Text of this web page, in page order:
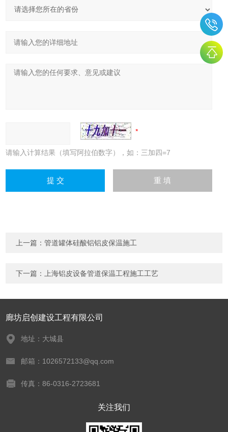
请输入计算结果（填写阿拉伯数字），如：三加四=7
上一篇：管道罐体硅酸铝铝皮保温施工
下一篇： 上海铝皮设备管道保温工程施工工艺
廊坊启创建设工程有限公司
地址：大城县
邮箱：1026572133@qq.com
传真：86-0316-2723681
关注我们